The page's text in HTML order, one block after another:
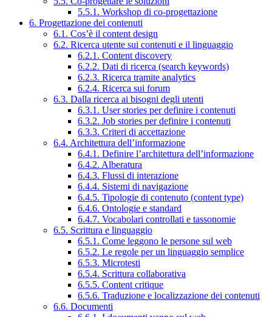
5.5.1. Workshop di co-progettazione
6. Progettazione dei contenuti
6.1. Cos’è il content design
6.2. Ricerca utente sui contenuti e il linguaggio
6.2.1. Content discovery
6.2.2. Dati di ricerca (search keywords)
6.2.3. Ricerca tramite analytics
6.2.4. Ricerca sui forum
6.3. Dalla ricerca ai bisogni degli utenti
6.3.1. User stories per definire i contenuti
6.3.2. Job stories per definire i contenuti
6.3.3. Criteri di accettazione
6.4. Architettura dell’informazione
6.4.1. Definire l’architettura dell’informazione
6.4.2. Alberatura
6.4.3. Flussi di interazione
6.4.4. Sistemi di navigazione
6.4.5. Tipologie di contenuto (content type)
6.4.6. Ontologie e standard
6.4.7. Vocabolari controllati e tassonomie
6.5. Scrittura e linguaggio
6.5.1. Come leggono le persone sul web
6.5.2. Le regole per un linguaggio semplice
6.5.3. Microtesti
6.5.4. Scrittura collaborativa
6.5.5. Content critique
6.5.6. Traduzione e localizzazione dei contenuti
6.6. Documenti